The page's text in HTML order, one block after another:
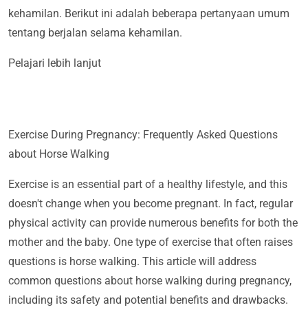
kehamilan. Berikut ini adalah beberapa pertanyaan umum
tentang berjalan selama kehamilan.
Pelajari lebih lanjut
Exercise During Pregnancy: Frequently Asked Questions
about Horse Walking
Exercise is an essential part of a healthy lifestyle, and this
doesn't change when you become pregnant. In fact, regular
physical activity can provide numerous benefits for both the
mother and the baby. One type of exercise that often raises
questions is horse walking. This article will address
common questions about horse walking during pregnancy,
including its safety and potential benefits and drawbacks.